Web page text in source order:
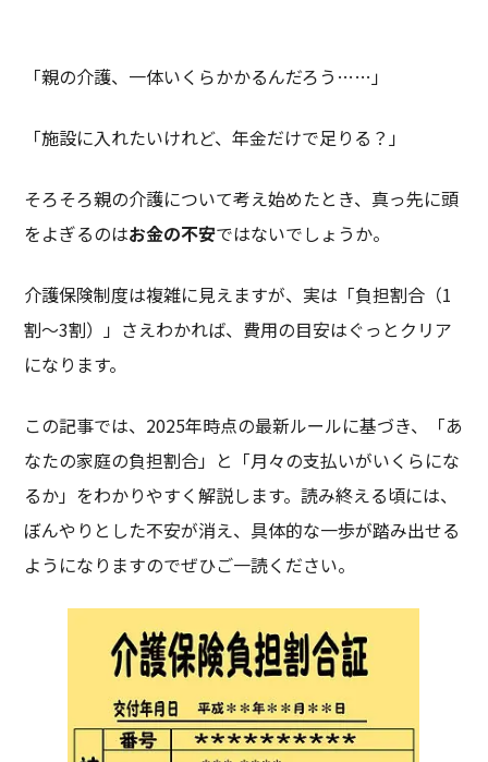
「親の介護、一体いくらかかるんだろう……」
「施設に入れたいけれど、年金だけで足りる？」
そろそろ親の介護について考え始めたとき、真っ先に頭
をよぎるのはお金の不安ではないでしょうか。
介護保険制度は複雑に見えますが、実は「負担割合（1
割～3割）」さえわかれば、費用の目安はぐっとクリア
になります。
この記事では、2025年時点の最新ルールに基づき、「あ
なたの家庭の負担割合」と「月々の支払いがいくらにな
るか」をわかりやすく解説します。読み終える頃には、
ぼんやりとした不安が消え、具体的な一歩が踏み出せる
ようになりますのでぜひご一読ください。